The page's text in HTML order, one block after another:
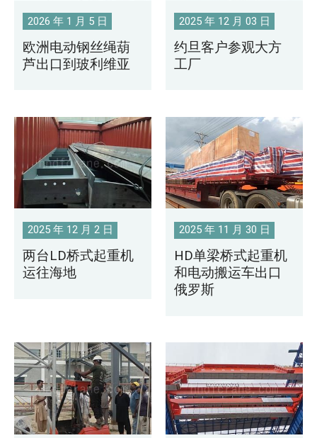
2026 年 1 月 5 日
欧洲电动钢丝绳葫
芦出口到玻利维亚
2025 年 12 月 03 日
约旦客户参观大方
工厂
2025 年 12 月 2 日
两台LD桥式起重机
运往海地
2025 年 11 月 30 日
HD单梁桥式起重机
和电动搬运车出口
俄罗斯